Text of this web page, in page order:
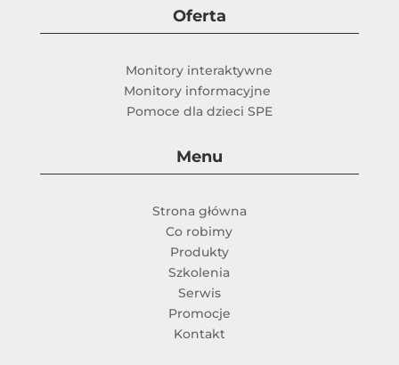
Oferta
Monitory interaktywne
Monitory informacyjne
Pomoce dla dzieci SPE
Menu
Strona główna
Co robimy
Produkty
Szkolenia
Serwis
Promocje
Kontakt